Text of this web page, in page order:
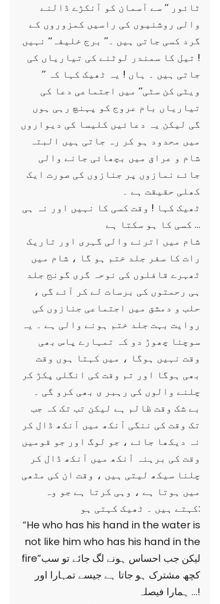
ٹائور ‘‘ سے آسمان کو آنکڑے ڈالنے
والی روشنیوں کی راسیں کمزوروں کے
گرد کسی جاتی ہیں ۔’’ برج خلیفہ‘‘ نہیں
! تیل کا سمندر لوٹنے کی تیاریاں کی
جاتی ہیں ۔ ہاں ! یہ ٹھیک کہا کہ ’’
ویٹی کن سٹی‘‘ میں اجتماعی دعا کی
تیاریاں بام عروج کو پہنچ رہی ہوں
گی لیکن یہ دعائیں کلیسا کی دیواروں
میں محدود ہو کر رہ جاتی ہیں البتہ
شام و عراق میں بچھائی جانے والی
جائے نمازوں پر جنازوں کی صورت ایک
کھلی حقیقت ہے ۔
ٹھیک کہا ! وقت کسی کا نہیں اور نہ ہی
کسی کا ہو سکتا ہے …
شام میں اترنے والی گہری اور تاریک
رات کا سفر جلد ختم ہو گا ، شام میں
ٹھہرے قافلوں کی نوحہ گری گونج جلد
ہی رحمتوں کی برسات لے کر آئے گی ،
حلب و دمشق میں اجتماعی جنازوں کی
روایت بہت جلد ختم ہونے والی ہے ۔ یہ
سوچنا چھوڑ دو کہ تمہارے پاس بھی
وقت نہیں ہوگا ، میں کہتا ہوں وقت
بھی ہوگا اور تم وقت کی انگلی پکڑ کر
چلنے والوں کی رہبر ی بھی کرو گی ۔
بے شک وقت ظالم ہے لیکن تب تک کہ جب
تک وقت کی ننگی آنکھ میں آنکھ ڈال کر
نہ دیکھا جائے ، جو لوگ اور جو قومیں
وقت کی برہنہ آنکھ میں آنکھ ڈال کر
چلنا سیکھ لیتی ہیں ، وقت ان کی مٹھی
میں ہوتا ہے ، وہی کرتا ہے جو وہ
کہتے ہیں ۔ ٹھیک کہتی ہو:
“He who has his hand in the water is
not like him who has his hand in the
fire”لیکن جب احساس ہونے لگ جائے تو سب
کچھ مشترک ہو جاتا ہے جیسے تمہارا اور
ہمارا فیصلہ …!